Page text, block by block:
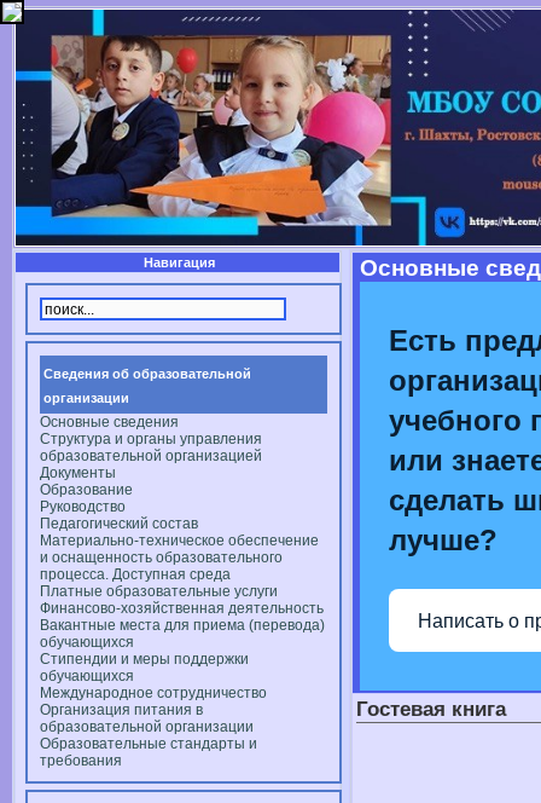
Навигация
Сведения об образовательной
организации
Основные сведения
Структура и органы управления
образовательной организацией
Документы
Образование
Руководство
Педагогический состав
Материально-техническое обеспечение
и оснащенность образовательного
процесса. Доступная среда
Платные образовательные услуги
Финансово-хозяйственная деятельность
Вакантные места для приема (перевода)
обучающихся
Стипендии и меры поддержки
обучающихся
Международное сотрудничество
Организация питания в
образовательной организации
Образовательные стандарты и
требования
Основные
Есть
учебного
или
сделать
лучше?
Написать о
Гостевая книга